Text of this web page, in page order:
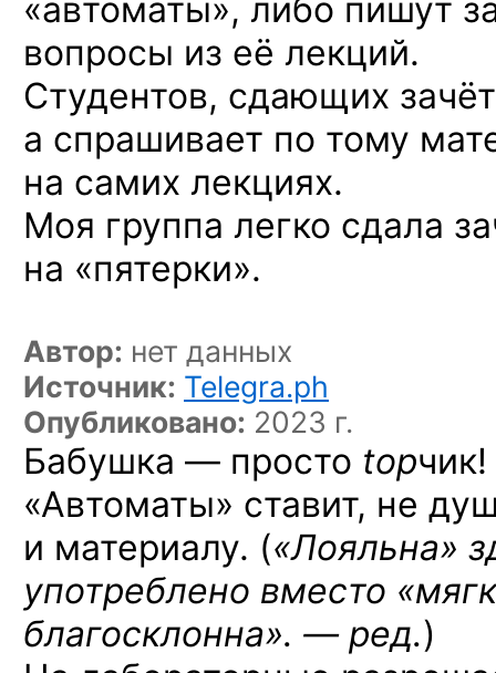
«автоматы», либо пишут
вопросы из её лекций.
Студентов, сдающих
а спрашивает по тому
на самих лекциях.
Моя группа легко сдала
на «пятерки».
Автор: нет данных
Источник: Telegra.ph
Опубликовано: 2023 г.
Бабушка — просто topчик!
«Автоматы» ставит, не
и материалу. («Лояльна»
употреблено вместо
благосклонна». — ред.)